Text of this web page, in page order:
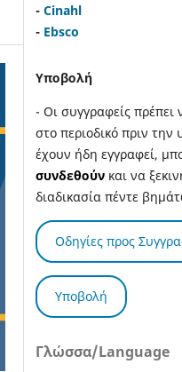
- Cinahl
- Ebsco
Υποβολή
- Οι συγγραφείς πρέπει
στο περιοδικό πριν
έχουν ήδη εγγραφεί,
συνδεθούν και να
διαδικασία πέντε
Οδηγίες προς
Υποβολή
Γλώσσα/Language